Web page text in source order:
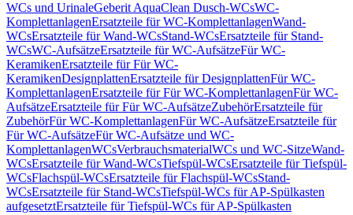
WCs und UrinaleGeberit AquaClean Dusch-WCsWC-
KomplettanlagenErsatzteile für WC-KomplettanlagenWand-
WCsErsatzteile für Wand-WCsStand-WCsErsatzteile für Stand-
WCsWC-AufsätzeErsatzteile für WC-AufsätzeFür WC-
KeramikenErsatzteile für Für WC-
KeramikenDesignplattenErsatzteile für DesignplattenFür WC-
KomplettanlagenErsatzteile für Für WC-KomplettanlagenFür WC-
AufsätzeErsatzteile für Für WC-AufsätzeZubehörErsatzteile für
ZubehörFür WC-KomplettanlagenFür WC-AufsätzeErsatzteile für
Für WC-AufsätzeFür WC-Aufsätze und WC-
KomplettanlagenWCsVerbrauchsmaterialWCs und WC-SitzeWand-
WCsErsatzteile für Wand-WCsTiefspül-WCsErsatzteile für Tiefspül-
WCsFlachspül-WCsErsatzteile für Flachspül-WCsStand-
WCsErsatzteile für Stand-WCsTiefspül-WCs für AP-Spülkasten
aufgesetztErsatzteile für Tiefspül-WCs für AP-Spülkasten